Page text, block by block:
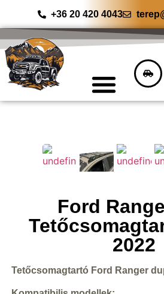
+36 20 420 4043
Ford
2022
Tetőcsomagtartó Ford Ranger